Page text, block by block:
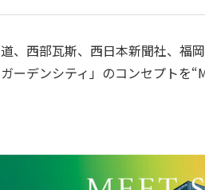
、⻄部瓦斯、⻄⽇本新聞社、福
ーデンシティ」のコンセプトを